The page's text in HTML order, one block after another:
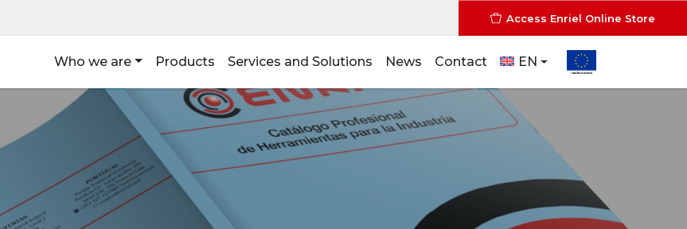
Access Enriel Online Store
Who we are Products Services and Solutions News Contact EN